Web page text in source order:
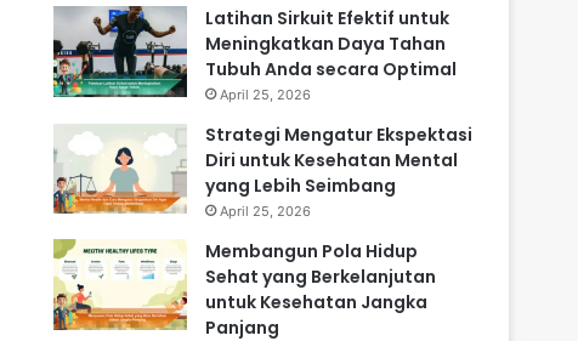
Latihan Sirkuit Efektif untuk
Meningkatkan Daya Tahan
Tubuh Anda secara Optimal
April 25, 2026
Strategi Mengatur Ekspektasi
Diri untuk Kesehatan Mental
yang Lebih Seimbang
April 25, 2026
Membangun Pola Hidup
Sehat yang Berkelanjutan
untuk Kesehatan Jangka
Panjang